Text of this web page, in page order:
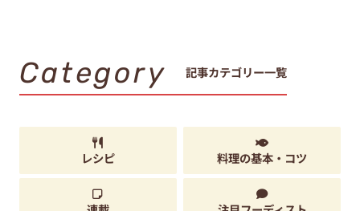
Category 記事カテゴリー一覧
レシピ 料理の基本・コツ